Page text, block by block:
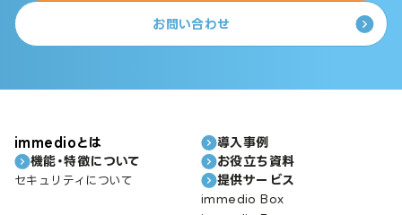
お問い合わせ
immedioとは
機能・特徴について
セキュリティについて
導入事例
お役立ち資料
提供サービス
immedio Box